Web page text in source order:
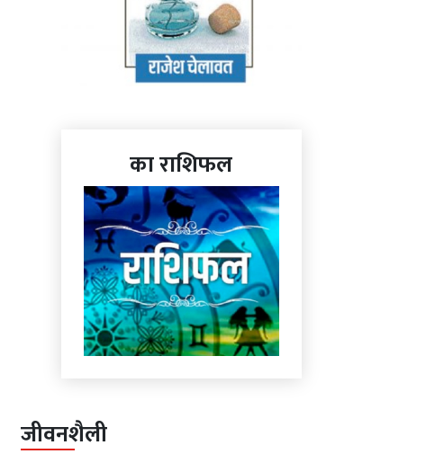
का राशिफल
जीवनशैली